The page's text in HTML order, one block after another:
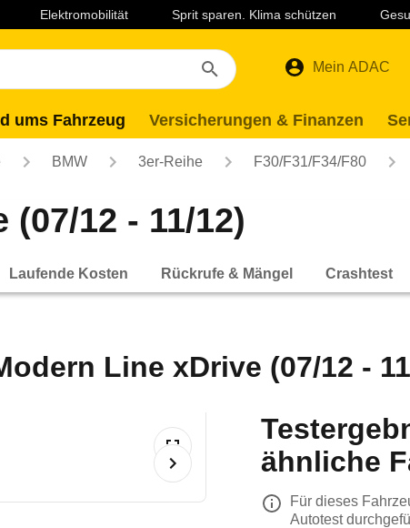
Elektromobilität Sprit sparen. Klima schützen
Mein ADAC
ums Fahrzeug Versicherungen & Finanzen
BMW 3er-Reihe F30/F31/F34/F80
12 - 11/12)
Laufende Kosten Rückrufe & Mängel Crashtest
Line xDrive (07/12 -
ähnliche
Für dieses
Autotest